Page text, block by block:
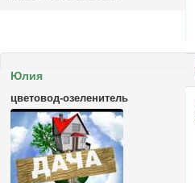
Юлия
цветовод-озеленитель